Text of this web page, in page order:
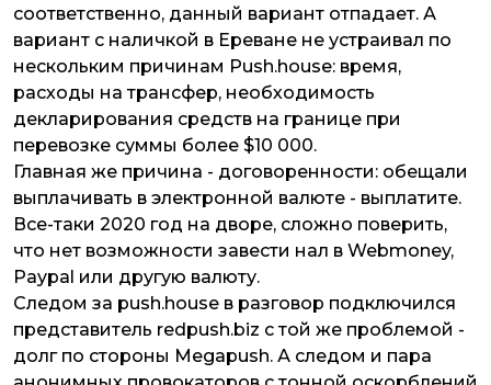
соответственно, данный вариант отпадает. А
вариант с наличкой в Ереване не устраивал по
нескольким причинам Push.house: время,
расходы на трансфер, необходимость
декларирования средств на границе при
перевозке суммы более $10 000.
Главная же причина - договоренности: обещали
выплачивать в электронной валюте - выплатите.
Все-таки 2020 год на дворе, сложно поверить,
что нет возможности завести нал в Webmoney,
Paypal или другую валюту.
Следом за push.house в разговор подключился
представитель redpush.biz с той же проблемой -
долг по стороны Megapush. А следом и пара